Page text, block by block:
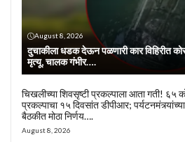
August 8, 2026
दुचाकीला धडक देऊन पळणारी कार विहिरीत
मृत्यू, चालक गंभीर….
चिखलीच्या शिवसृष्टी प्रकल्पाला आता गती! ६५
प्रकल्पाचा १५ दिवसांत डीपीआर; पर्यटनमंत्र्यांच्या
बैठकीत मोठा निर्णय….
August 8, 2026